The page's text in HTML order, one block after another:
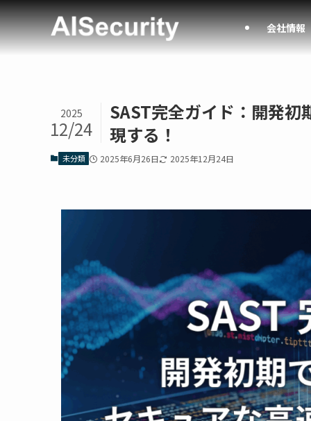
会社情報
SAST完全ガイド：開発
現する！
2025
12/24
未分類 2025年6月26日 2025年12月24日